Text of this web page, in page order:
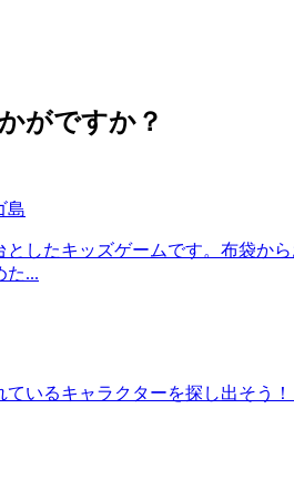
がですか？
島
したキッズゲームです。布袋か
た...
いるキャラクターを探し出そう